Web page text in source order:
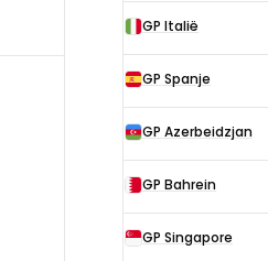
GP Italië
GP Spanje
GP Azerbeidzjan
GP Bahrein
GP Singapore